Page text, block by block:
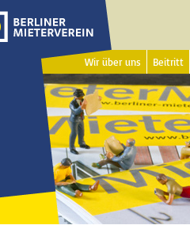
Wir über uns Beitritt